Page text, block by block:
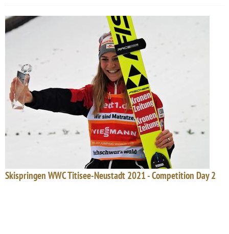
Skispringen WWC Titisee-Neustadt 2021 - Competition Day 2